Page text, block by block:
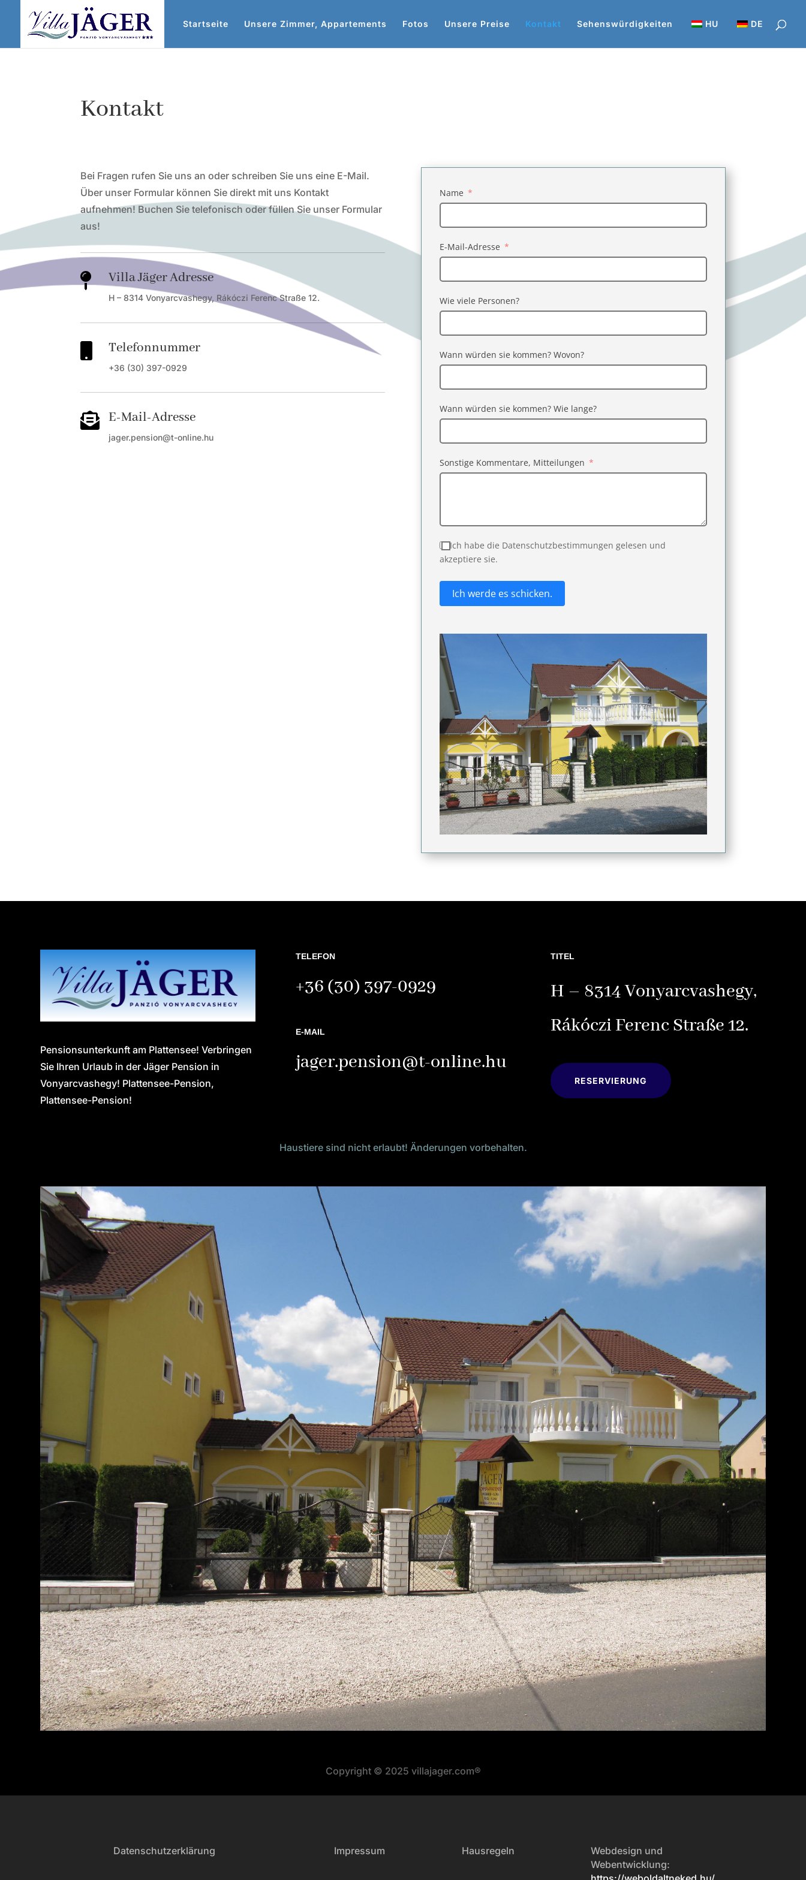
Startseite Unsere Zimmer, Appartements Fotos Unsere Preise Kontakt Sehenswürdigkeiten HU DE
Kontakt
Bei Fragen rufen Sie uns an oder schreiben Sie uns eine E-Mail.
Über unser Formular können Sie direkt mit uns Kontakt
aufnehmen! Buchen Sie telefonisch oder füllen Sie unser Formular
aus!
 Villa Jäger Adresse
H – 8314 Vonyarcvashegy, Rákóczi Ferenc Straße 12.
Telefonnummer
+36 (30) 397-0929
 E-Mail-Adresse
jager.pension@t-online.hu
Name
E-Mail-Adresse
Wie viele Personen?
Wann würden sie kommen? Wovon?
Wann würden sie kommen? Wie lange?
Sonstige Kommentare, Mitteilungen
Ich habe die Datenschutzbestimmungen gelesen und
akzeptiere sie.
Ich werde es schicken.
Pensionsunterkunft am Plattensee! Verbringen
Sie Ihren Urlaub in der Jäger Pension in
Vonyarcvashegy! Plattensee-Pension,
Plattensee-Pension!
TELEFON
+36 (30) 397-0929
E-MAIL
jager.pension@t-online.hu
TITEL
H – 8314 Vonyarcvashegy,
Rákóczi Ferenc Straße 12.
RESERVIERUNG
Haustiere sind nicht erlaubt! Änderungen vorbehalten.
Copyright © 2025 villajager.com®
Datenschutzerklärung Impressum Hausregeln
Webdesign und
Webentwicklung: